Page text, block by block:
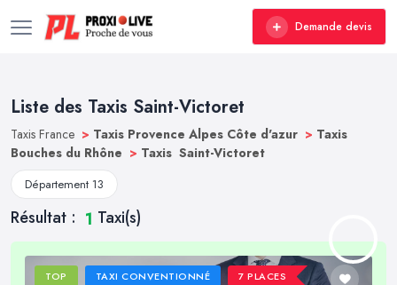
Demande devis
Liste des Taxis Saint-Victoret
Taxis France > Taxis Provence Alpes Côte d'azur > Taxis
Bouches du Rhône > Taxis Saint-Victoret
Département 13
Résultat : 1 Taxi(s)
TOP TAXI CONVENTIONNÉ 7 PLACES